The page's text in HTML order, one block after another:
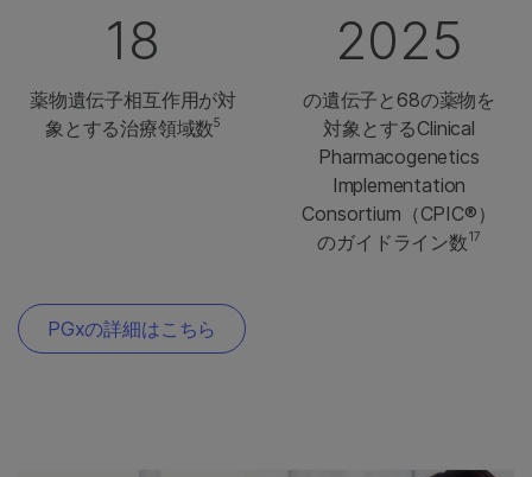
18
薬物遺伝子相互作用が対
象とする治療領域数5
2025
の遺伝子と68の薬物を
対象とするClinical
Pharmacogenetics
Implementation
Consortium（CPIC®）
のガイドライン数17
PGxの詳細はこちら